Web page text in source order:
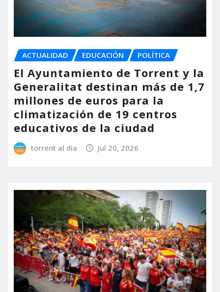
ACTUALIDAD EDUCACIÓN POLÍTICA
El Ayuntamiento de Torrent y la
Generalitat destinan más de 1,7
millones de euros para la
climatización de 19 centros
educativos de la ciudad
torrent al dia Jul 20, 2026